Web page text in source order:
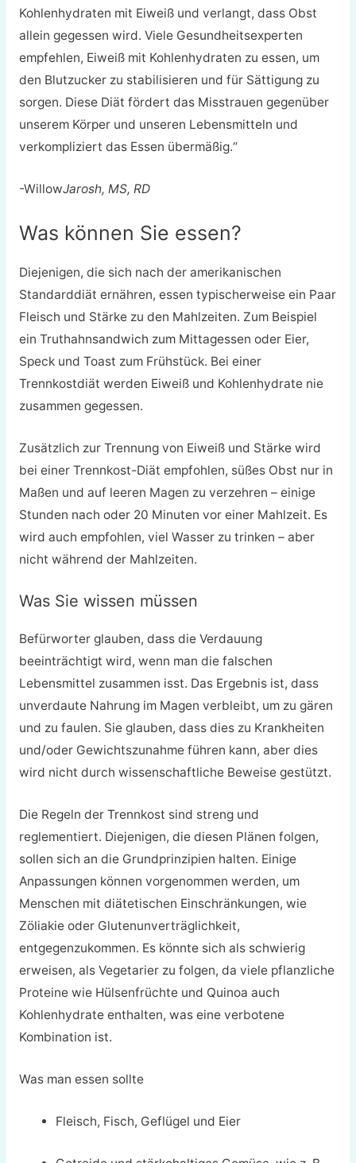
Kohlenhydraten mit Eiweiß und verlangt, dass Obst
allein gegessen wird. Viele Gesundheitsexperten
empfehlen, Eiweiß mit Kohlenhydraten zu essen, um
den Blutzucker zu stabilisieren und für Sättigung zu
sorgen. Diese Diät fördert das Misstrauen gegenüber
unserem Körper und unseren Lebensmitteln und
verkompliziert das Essen übermäßig.“
-WillowJarosh, MS, RD
Was können Sie essen?
Diejenigen, die sich nach der amerikanischen
Standarddiät ernähren, essen typischerweise ein Paar
Fleisch und Stärke zu den Mahlzeiten. Zum Beispiel
ein Truthahnsandwich zum Mittagessen oder Eier,
Speck und Toast zum Frühstück. Bei einer
Trennkostdiät werden Eiweiß und Kohlenhydrate nie
zusammen gegessen.
Zusätzlich zur Trennung von Eiweiß und Stärke wird
bei einer Trennkost-Diät empfohlen, süßes Obst nur in
Maßen und auf leeren Magen zu verzehren – einige
Stunden nach oder 20 Minuten vor einer Mahlzeit. Es
wird auch empfohlen, viel Wasser zu trinken – aber
nicht während der Mahlzeiten.
Was Sie wissen müssen
Befürworter glauben, dass die Verdauung
beeinträchtigt wird, wenn man die falschen
Lebensmittel zusammen isst. Das Ergebnis ist, dass
unverdaute Nahrung im Magen verbleibt, um zu gären
und zu faulen. Sie glauben, dass dies zu Krankheiten
und/oder Gewichtszunahme führen kann, aber dies
wird nicht durch wissenschaftliche Beweise gestützt.
Die Regeln der Trennkost sind streng und
reglementiert. Diejenigen, die diesen Plänen folgen,
sollen sich an die Grundprinzipien halten. Einige
Anpassungen können vorgenommen werden, um
Menschen mit diätetischen Einschränkungen, wie
Zöliakie oder Glutenunverträglichkeit,
entgegenzukommen. Es könnte sich als schwierig
erweisen, als Vegetarier zu folgen, da viele pflanzliche
Proteine wie Hülsenfrüchte und Quinoa auch
Kohlenhydrate enthalten, was eine verbotene
Kombination ist.
Was man essen sollte
Fleisch, Fisch, Geflügel und Eier